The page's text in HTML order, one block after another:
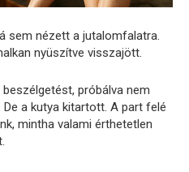
sem nézett a jutalomfalatra.
nyüszítve visszajött.
próbálva nem
a kutya kitartott. A part felé
mintha valami érthetetlen